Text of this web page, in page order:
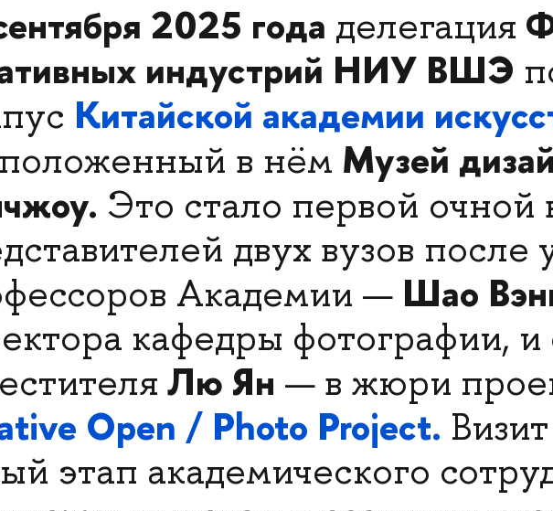
2025 года делегация
индустрий НИУ ВШЭ
Китайской академии
в нём Музей
Это стало первой очной
двух вузов после
Академии — Шао
кафедры фотографии, и
Лю Ян — в жюри
Open / Photo Project.
этап академического